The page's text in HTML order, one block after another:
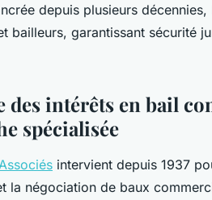
depuis plusieurs
bailleurs, garantissant sécurité
des intérêts en bail
spécialisée
intervient depuis 1937
la négociation de baux